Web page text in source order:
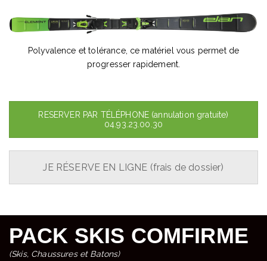
Polyvalence et tolérance, ce matériel vous permet de
progresser rapidement.
RESERVER PAR TÉLÉPHONE (annulation gratuite)
04.93.23.00.30
JE RÉSERVE EN LIGNE (frais de dossier)
PACK SKIS COMFIRME
(Skis, Chaussures et Batons)